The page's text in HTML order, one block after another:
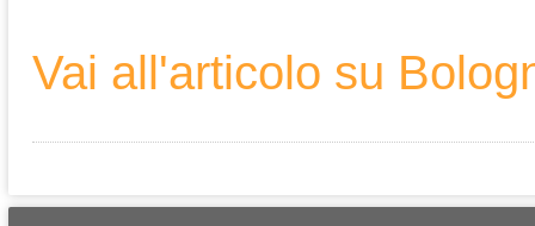
Vai all'articolo su